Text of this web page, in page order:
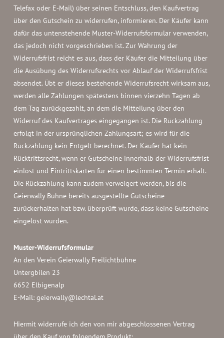
Telefax oder E-Mail) über seinen Entschluss, den Kaufvertrag
über den Gutschein zu widerrufen, informieren. Der Käufer kann
dafür das untenstehende Muster-Widerrufsformular verwenden,
das jedoch nicht vorgeschrieben ist. Zur Wahrung der
Widerrufsfrist reicht es aus, dass der Käufer die Mitteilung über
die Ausübung des Widerrufsrechts vor Ablauf der Widerrufsfrist
absendet. Übt er dieses bestehende Widerrufsrecht wirksam aus,
werden alle Zahlungen spätestens binnen vierzehn Tagen ab
dem Tag zurückgezahlt, an dem die Mitteilung über den
Widerruf des Kaufvertrages eingegangen ist. Die Rückzahlung
erfolgt in der ursprünglichen Zahlungsart; es wird für die
Rückzahlung kein Entgelt berechnet. Der Käufer hat kein
Rücktrittsrecht, wenn er Gutscheine innerhalb der Widerrufsfrist
einlöst und Eintrittskarten für einen bestimmten Termin erhält.
Die Rückzahlung kann zudem verweigert werden, bis die
Geierwally Bühne bereits ausgestellte Gutscheine
zurückerhalten hat bzw. überprüft wurde, dass keine Gutscheine
eingelöst wurden.
Muster-Widerrufsformular
An den Verein Geierwally Freilichtbühne
Untergbilen 23
6652 Elbigenalp
E-Mail: geierwally@lechtal.at
Hiermit widerrufe ich den von mir abgeschlossenen Vertrag